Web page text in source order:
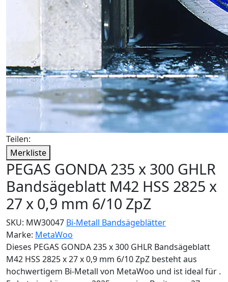
Teilen:
Merkliste
PEGAS GONDA 235 x 300 GHLR
Bandsägeblatt M42 HSS 2825 x
27 x 0,9 mm 6/10 ZpZ
SKU: MW30047 Bi-Metall Bandsägeblätter
Marke: MetaWoo
Dieses PEGAS GONDA 235 x 300 GHLR Bandsägeblatt
M42 HSS 2825 x 27 x 0,9 mm 6/10 ZpZ besteht aus
hochwertigem Bi-Metall von MetaWoo und ist ideal für .